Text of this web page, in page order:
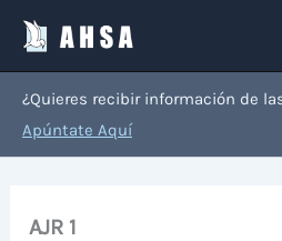
contenido
¿Quieres recibir información de
Apúntate Aquí
AJR 1